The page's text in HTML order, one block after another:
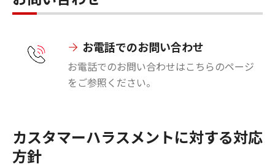
お電話でのお問い合わせ
お電話でのお問い合わせはこちらのページ
をご参照ください。
カスタマーハラスメントに対する対応
方針